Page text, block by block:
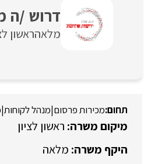
דרוש /ה
מלאהראשון
מכירות פרסום|מנהל לקוחות|
ראשון לציון
מלאה